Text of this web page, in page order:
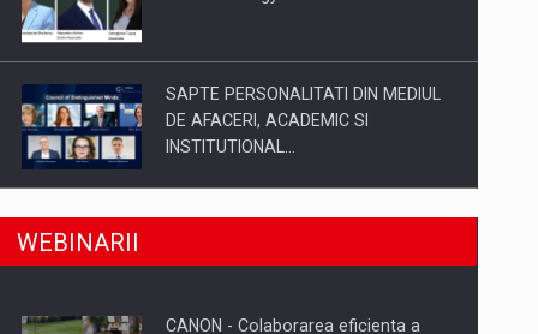
SAPTE PERSONALITATI DIN MEDIUL
DE AFACERI, ACADEMIC SI
INSTITUTIONAL…
SYCLEF isi consolideaza prezenta in
WEBINARII
CANON - Colaborarea eficienta a